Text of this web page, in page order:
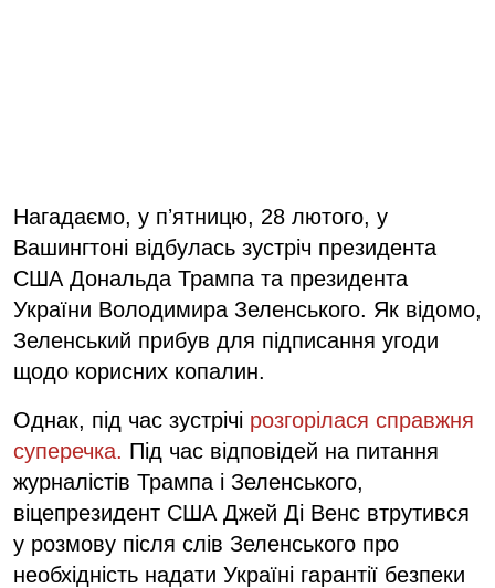
Нагадаємо, у пʼятницю, 28 лютого, у
Вашингтоні відбулась зустріч президента
США Дональда Трампа та президента
України Володимира Зеленського. Як відомо,
Зеленський прибув для підписання угоди
щодо корисних копалин.
Однак, під час зустрічі розгорілася справжня
суперечка. Під час відповідей на питання
журналістів Трампа і Зеленського,
віцепрезидент США Джей Ді Венс втрутився
у розмову після слів Зеленського про
необхідність надати Україні гарантії безпеки